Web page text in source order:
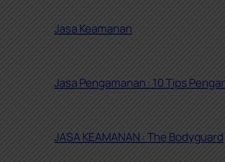
Jasa Keamanan
Jasa Pengamanan : 10 Tips
JASA KEAMANAN : The Bodyguard